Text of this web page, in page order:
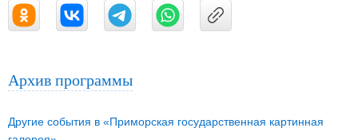
Архив программы
Другие события в «Приморская государственная картинная